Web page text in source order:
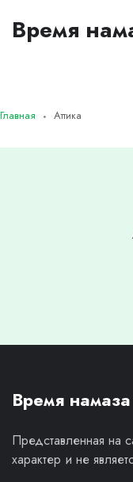
Время
Главная Аттика
Время намаза
Представленная на
характер и не